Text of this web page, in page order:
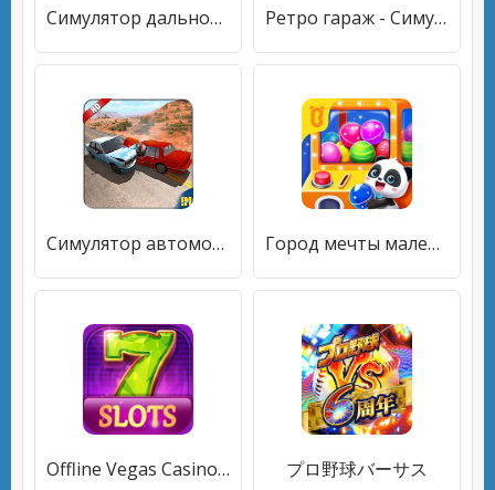
Симулятор дальнобойщика 3D Ретро гараж - Симулятор механика
Симулятор автомобильной аварии и барабанный сбой S Город мечты маленькой панды
Offline Vegas Casino Slots プロ野球バーサス